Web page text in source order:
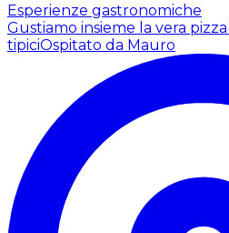
Esperienze gastronomiche
Gustiamo insieme la vera
tipiciOspitato da Mauro